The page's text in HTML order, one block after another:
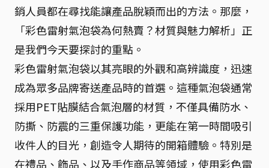
銷人員都在尋找能讓產品脫穎而出的方法。那麼，
「彩色雷射氣泡袋為何熱賣？材質與魅力解析」正
是我們今天要探討的重點。
彩色雷射氣泡袋以其亮眼的外觀和高辨識度，迅速
成為眾多品牌寄送產品時的首選。這種氣泡袋通常
採用PET貼膜結合氣泡層的材質，不僅具備防水、
防撕、防震的三重保護功能，更能在第一時間吸引
收件人的目光，創造令人期待的開箱體驗。特別是
在禮品、飾品、以及手作商品等領域，使用彩色雷